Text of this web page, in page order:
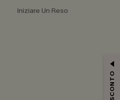
Iniziare Un Reso